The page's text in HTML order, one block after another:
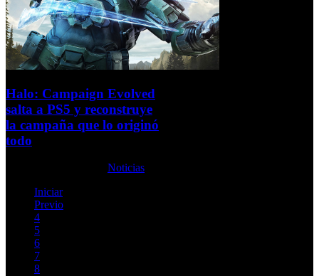
Halo: Campaign Evolved
salta a PS5 y reconstruye
la campaña que lo originó
todo
Noticias
Iniciar
Previo
4
5
6
7
8